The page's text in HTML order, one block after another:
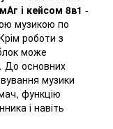
і кейсом 8в1 -
музикою по
роботи з
може
До основних
музики
функцію
і навіть